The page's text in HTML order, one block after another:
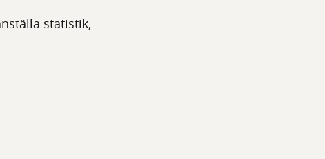
statistik,Tillgänglighet